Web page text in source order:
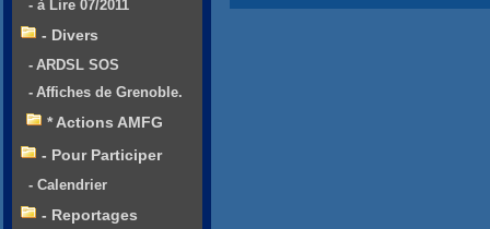
- à Lire 07/2011
- Divers
- ARDSL SOS
- Affiches de Grenoble.
* Actions AMFG
- Pour Participer
- Calendrier
- Reportages